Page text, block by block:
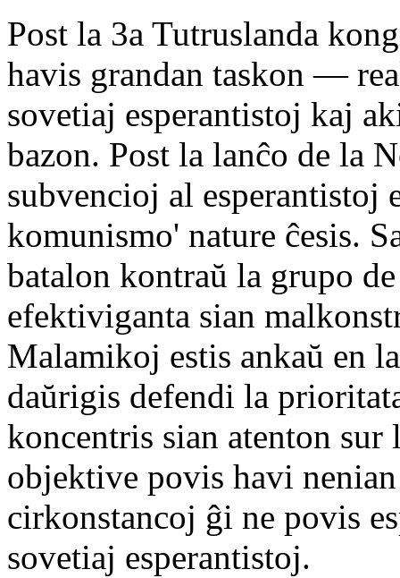
Post la 3a Tutruslanda
havis grandan taskon —
sovetiaj esperantistoj kaj
bazon. Post la lanĉo de la
subvencioj al esperantistoj
komunismo' nature ĉesis.
batalon kontraŭ la grupo
efektiviganta sian
Malamikoj estis ankaŭ en
daŭrigis defendi la
koncentris sian atenton
objektive povis havi
cirkonstancoj ĝi ne povis
sovetiaj esperantistoj.